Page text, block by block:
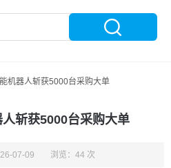
机器人斩获5000台采购大单
斩获5000台采购大单
07-09 浏览：44 次